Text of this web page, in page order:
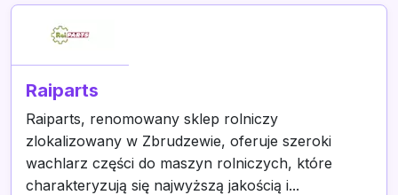
Raiparts
Raiparts, renomowany sklep rolniczy
zlokalizowany w Zbrudzewie, oferuje szeroki
wachlarz części do maszyn rolniczych, które
charakteryzują się najwyższą jakością i...